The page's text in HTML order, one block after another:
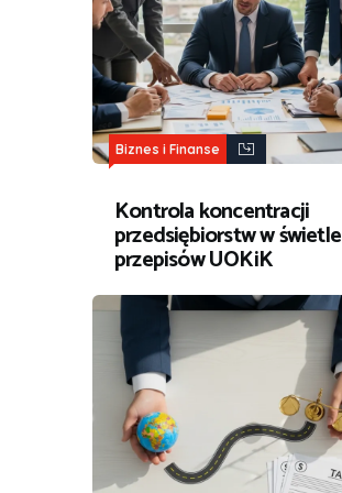
Biznes i Finanse
Kontrola koncentracji
przedsiębiorstw w świetle
przepisów UOKiK